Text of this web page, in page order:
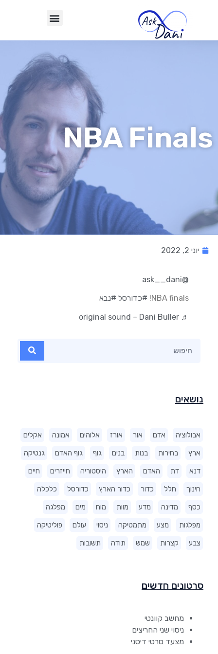
NBA Finals
נושאים
אבולוציה אדם אור אורז אלוהים אמונה אקלים
ארץ בחירות בנות בנים גוף גוף האדם גנטיקה
דנא דת האדם הארץ היסטוריה חייזרים חיים
חינוך חלל כדור כדור הארץ כדורסל כלכלה
כסף מדינה מדע מוות מוח מים מפלגה
מפלגות מצע מתמטיקה ניסוי עולם פוליטיקה
צבע קצרות שמש תודה תשובות
סרטונים חדשים
מחשב קוונטי
ניסוי שני החריצים
מצעד סרטי דיסני
יוני 2, 2022
@ask__dani
NBA finals! #כדורסל #נבא
♬ original sound – Dani Buller